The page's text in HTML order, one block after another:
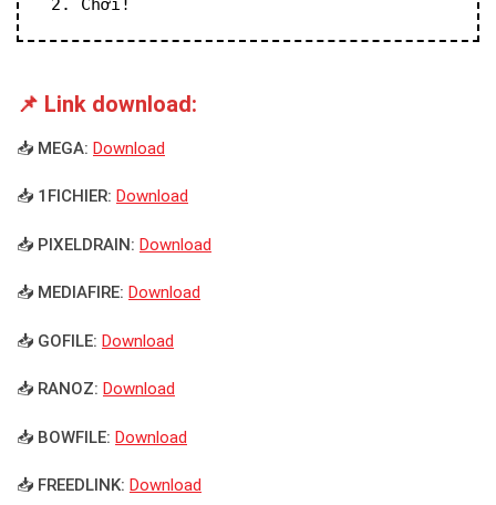
2. Chơi!
📌 Link download:
📥 MEGA: Download
📥 1FICHIER: Download
📥 PIXELDRAIN: Download
📥 MEDIAFIRE: Download
📥 GOFILE: Download
📥 RANOZ: Download
📥 BOWFILE: Download
📥 FREEDLINK: Download